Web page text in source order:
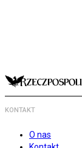
KONTAKT
O nas